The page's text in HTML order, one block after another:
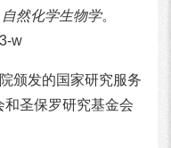
自然化学生物学。
w
颁发的国家研究服务
和圣保罗研究基金会